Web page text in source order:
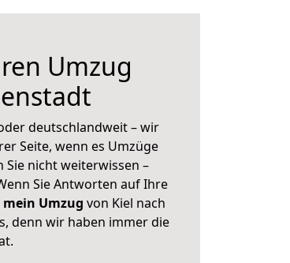
Umzug
deutschlandweit – wir
Seite, wenn es Umzüge
Sie nicht weiterwissen –
Sie Antworten auf Ihre
Umzug von Kiel nach
denn wir haben immer die